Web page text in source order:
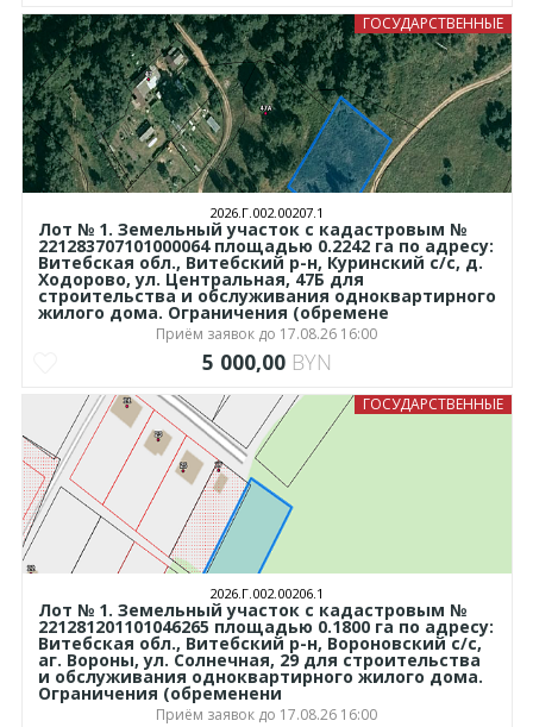
ГОСУДАРСТВЕННЫЕ
2026.Г.002.00207.1
Лот № 1. Земельный участок с кадастровым №
221283707101000064 площадью 0.2242 га по адресу:
Витебская обл., Витебский р-н, Куринский с/с, д.
Ходорово, ул. Центральная, 47Б для
строительства и обслуживания одноквартирного
жилого дома. Ограничения (обремене
Приём заявок до 17.08.26 16:00
5 000,00 BYN
ГОСУДАРСТВЕННЫЕ
2026.Г.002.00206.1
Лот № 1. Земельный участок с кадастровым №
221281201101046265 площадью 0.1800 га по адресу:
Витебская обл., Витебский р-н, Вороновский с/с,
аг. Вороны, ул. Солнечная, 29 для строительства
и обслуживания одноквартирного жилого дома.
Ограничения (обременени
Приём заявок до 17.08.26 16:00